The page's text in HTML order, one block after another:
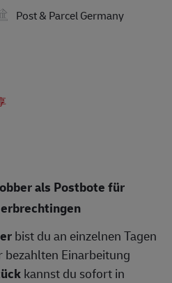
Post & Parcel Germany
als Postbote für
bist du an einzelnen Tagen
Einarbeitung
kannst du sofort in